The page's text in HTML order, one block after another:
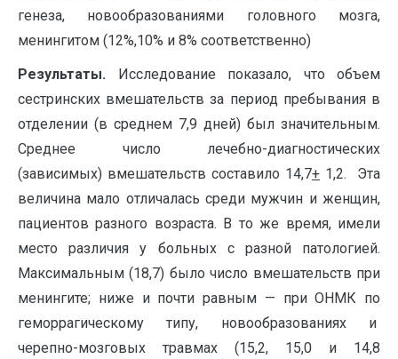
генеза, новообразованиями головного мозга,
менингитом (12%,10% и 8% соответственно)
Результаты. Исследование показало, что объем
сестринских вмешательств за период пребывания в
отделении (в среднем 7,9 дней) был значительным.
Среднее число лечебно-диагностических
(зависимых) вмешательств составило 14,7+ 1,2. Эта
величина мало отличалась среди мужчин и женщин,
пациентов разного возраста. В то же время, имели
место различия у больных с разной патологией.
Максимальным (18,7) было число вмешательств при
менингите; ниже и почти равным — при ОНМК по
геморрагическому типу, новообразованиях и
черепно-мозговых травмах (15,2, 15,0 и 14,8